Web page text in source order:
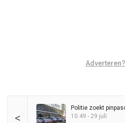
Adverteren?
<
Politie zoekt
10:49 - 29 juli